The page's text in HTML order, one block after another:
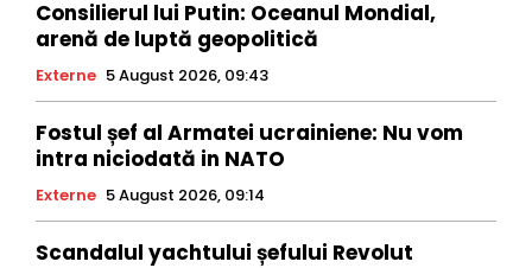
Consilierul lui Putin: Oceanul Mondial,
arenă de luptă geopolitică
Externe 5 August 2026, 09:43
Fostul șef al Armatei ucrainiene: Nu vom
intra niciodată in NATO
Externe 5 August 2026, 09:14
Scandalul yachtului șefului Revolut